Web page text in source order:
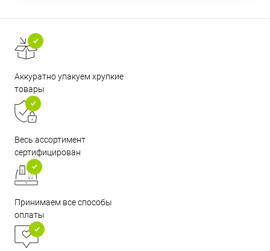
Аккуратно упакуем хрупкие
товары
Весь ассортимент
сертифицирован
Принимаем все способы
оплаты